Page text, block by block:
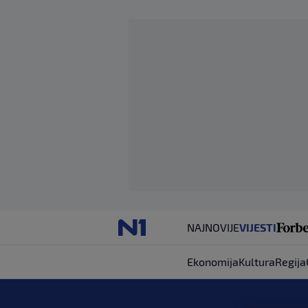
NAJNOVIJEVIJESTI
EkonomijaKulturaRegija